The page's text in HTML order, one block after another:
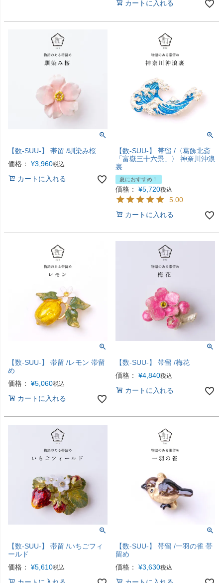
カートに入れる
【数-SUU-】 帯留 /馴染み桜
価格：
¥3,960税込
カートに入れる
【数-SUU-】 帯留 /〈葛飾北斎
「富嶽三十六景」〉 神奈川沖浪
裏
夏におすすめ！
価格： ¥5,720税込
5.00
カートに入れる
【数-SUU-】 帯留 /レモン 帯留
め
価格：
¥5,060税込
カートに入れる
【数-SUU-】 帯留 /梅花
価格：
¥4,840税込
カートに入れる
【数-SUU-】 帯留 /いちごフィ
ールド
価格：
¥5,610税込
【数-SUU-】 帯留 /一羽の雀 帯
留め
価格：
¥3,630税込